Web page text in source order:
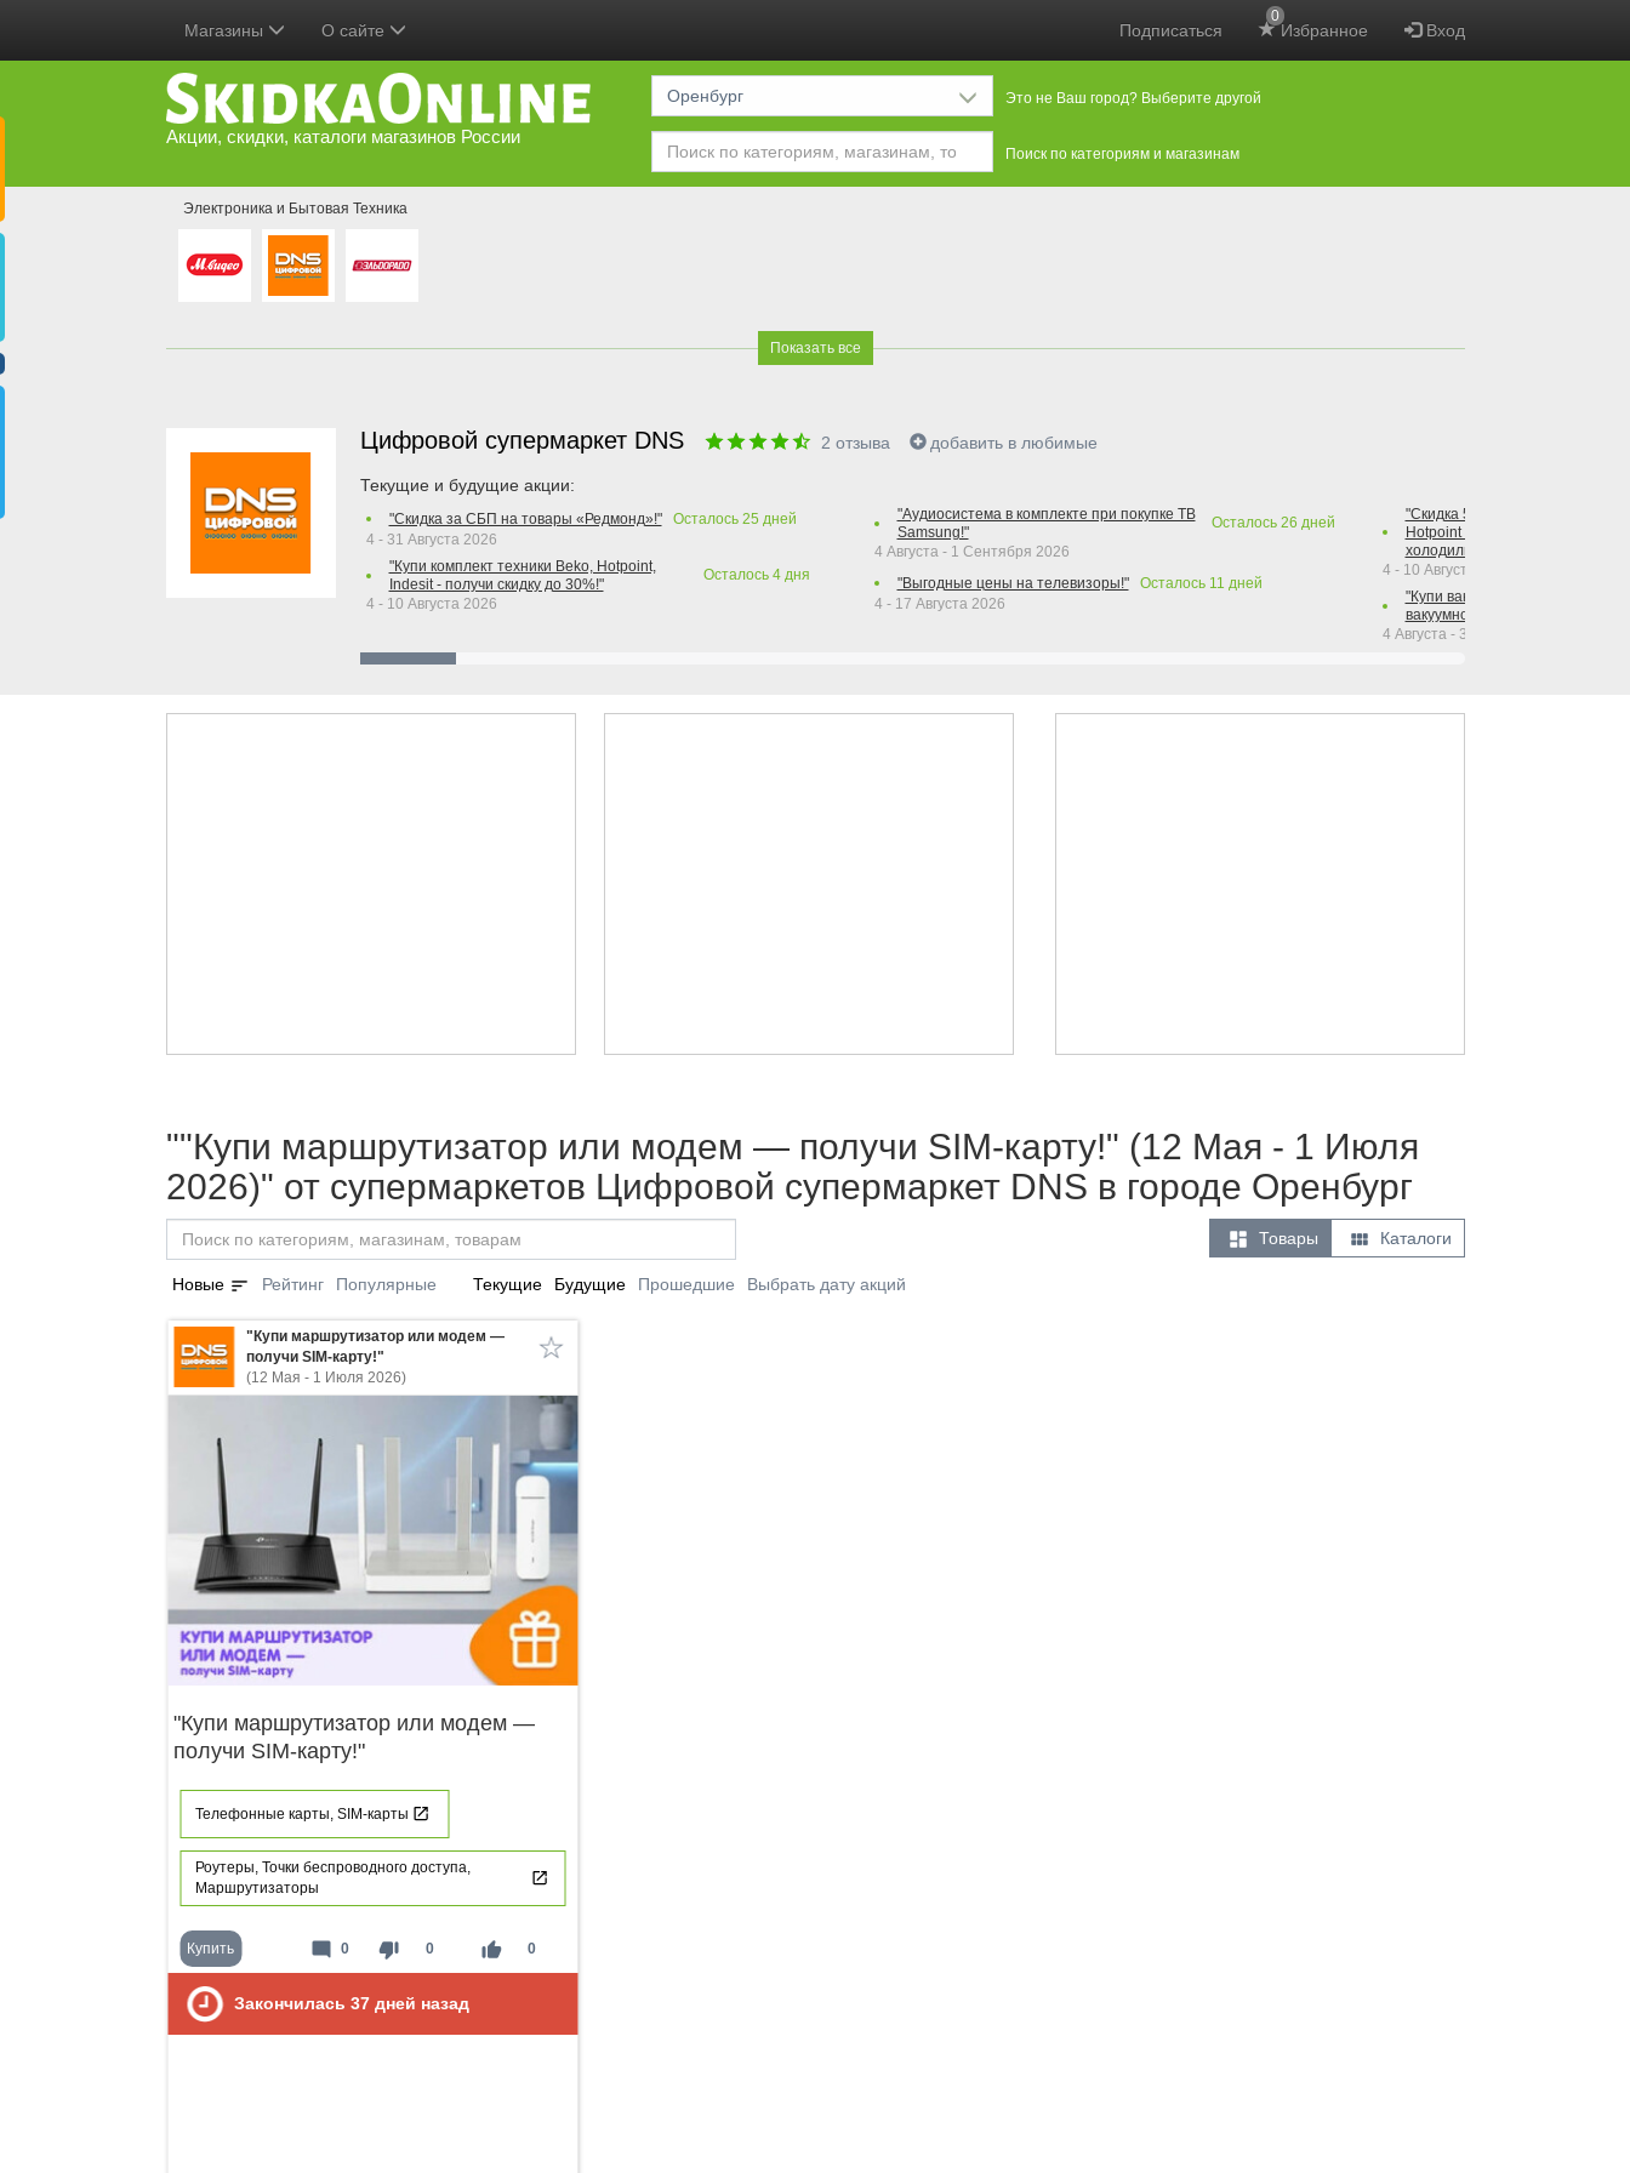
Подписаться Избранное
0
Вход
Магазины О сайте
Акции, скидки, каталоги магазинов России
Оренбург Это не Ваш город? Выберите другой
Поиск по категориям и магазинам
Электроника и Бытовая Техника
Показать все
Цифровой супермаркет DNS 2 отзыва добавить в любимые
Текущие и будущие акции:
"Скидка за СБП на товары «Редмонд»!" Осталось 25 дней
4 - 31 Августа 2026
"Купи комплект техники Beko, Hotpoint,
Indesit - получи скидку до 30%!"
Осталось 4дня
4 - 10 Августа 2026
"Аудиосистема в комплекте при покупке ТВ
Samsung!"
Осталось 26 дней
4 Августа - 1 Сентября 2026
"Выгодные цены на телевизоры!"
Осталось 11 дней
4 - 17 Августа 2026
"Скидка 50% на варочную
Hotpoint при покупке духового
холодильника Hotpoint!"
4 - 10 Августа 2026
"Купи вакуумный упаковщик +
вакуумного упаковщика =
4 Августа - 30 Сентября 2026
""Купи маршрутизатор или модем — получи SIM-карту!" (12 Мая - 1 Июля
2026)" от супермаркетов Цифровой супермаркет DNS в городе Оренбург
 Товары  Каталоги
Новые sort Рейтинг Популярные Текущие Будущие Прошедшие Выбрать дату акций
"Купи маршрутизатор или модем —
получи SIM-карту!"
(12 Мая - 1 Июля 2026)
"Купи маршрутизатор или модем —
получи SIM-карту!"
Телефонные карты, SIM-карты
Роутеры, Точки беспроводного доступа,
Маршрутизаторы
Купить thumb_down 0 thumb_up 0
mode_comment 0
Закончилась 37 дней назад